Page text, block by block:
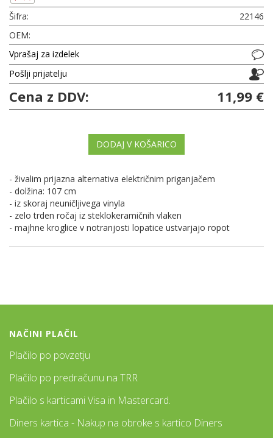
Šifra:
22146
OEM:
Vprašaj za izdelek
Pošlji prijatelju
Cena z DDV: 11,99 €
DODAJ V KOŠARICO
- živalim prijazna alternativa električnim priganjačem
- dolžina: 107 cm
- iz skoraj neuničljivega vinyla
- zelo trden ročaj iz steklokeramičnih vlaken
- majhne kroglice v notranjosti lopatice ustvarjajo ropot
NAČINI PLAČIL
Plačilo po povzetju
Plačilo po predračunu na TRR
Plačilo s karticami Visa in Mastercard.
Diners kartica - Nakup na obroke s kartico Diners